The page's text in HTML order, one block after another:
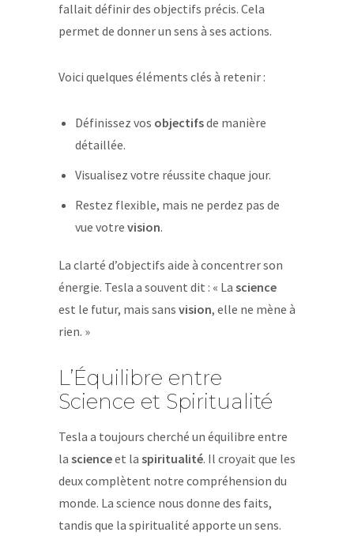
fallait définir des objectifs précis. Cela
permet de donner un sens à ses actions.
Voici quelques éléments clés à retenir :
Définissez vos objectifsde manière
détaillée.
Visualisez votre réussite chaque jour.
Restez flexible, mais ne perdez pas de
vue votre vision.
La clarté d’objectifs aide à concentrer son
énergie. Tesla a souvent dit : « La science
est le futur, mais sans vision, elle ne mène à
rien. »
L’Équilibre entre
Science et Spiritualité
Tesla a toujours cherché un équilibre entre
la scienceet la spiritualité. Il croyait que les
deux complètent notre compréhension du
monde. La science nous donne des faits,
tandis que la spiritualité apporte un sens.